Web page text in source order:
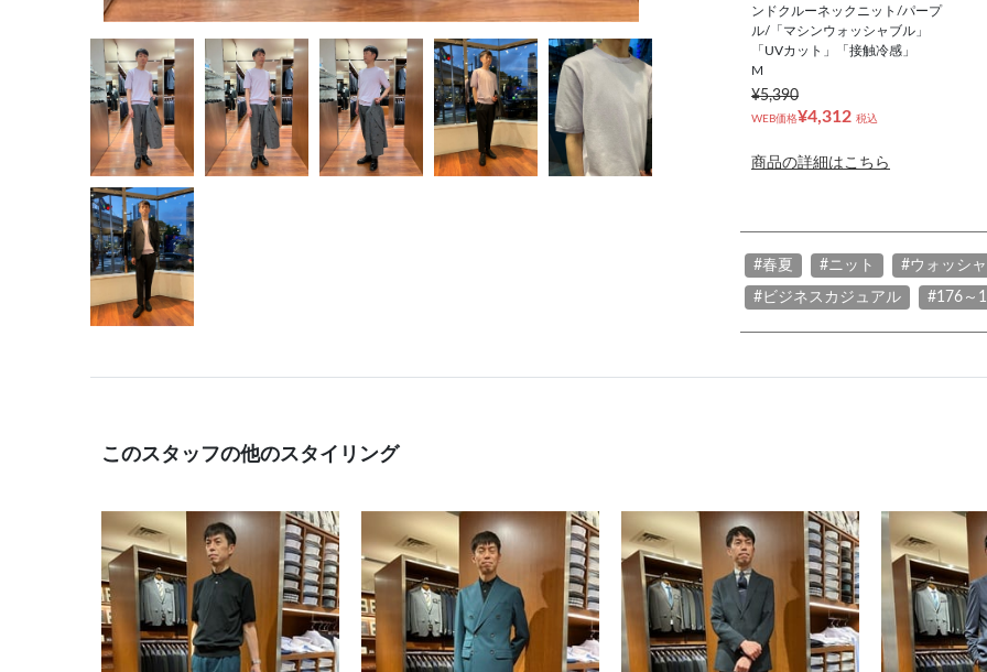
ンドクルーネックニット/パープ
ル/「マシンウォッシャブル」
「UVカット」「接触冷感」
M
¥5,390
WEB価格¥4,312 税込
商品の詳細はこちら
#春夏 #ニット #ウォッシ
#ビジネスカジュアル #176～
このスタッフの他のスタイリング